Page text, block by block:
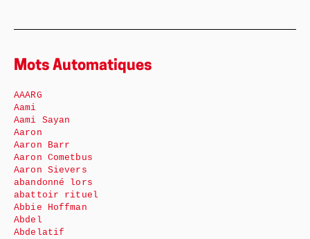
Mots Automatiques
AAARG
Aami
Aami Sayan
Aaron
Aaron Barr
Aaron Cometbus
Aaron Sievers
abandonné lors
abattoir rituel
Abbie Hoffman
Abdel
Abdelatif